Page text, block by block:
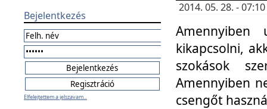
Bejelentkezés
Elfelejtettem a jelszavam...
2014. 05. 28. -
kikapcsolni,
szokások
Amennyiben
csengőt